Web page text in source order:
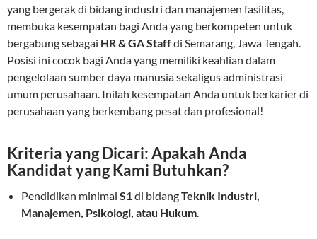
yang bergerak di bidang industri dan manajemen fasilitas,
membuka kesempatan bagi Anda yang berkompeten untuk
bergabung sebagai HR & GA Staffdi Semarang, Jawa Tengah.
Posisi ini cocok bagi Anda yang memiliki keahlian dalam
pengelolaan sumber daya manusia sekaligus administrasi
umum perusahaan. Inilah kesempatan Anda untuk berkarier di
perusahaan yang berkembang pesat dan profesional!
Kriteria yang Dicari: Apakah Anda
Kandidat yang Kami Butuhkan?
Pendidikan minimal S1di bidangTeknik Industri,
Manajemen, Psikologi, atau Hukum.